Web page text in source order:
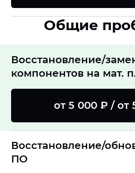
Общие
Восстановление/
компонентов на мат.
от 5 000 ₽ / от
Восстановление/
ПО